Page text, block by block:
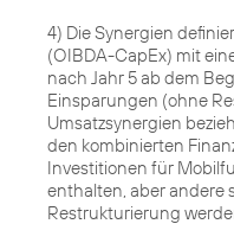
4) Die Synergien
(OIBDA-CapEx) mit
nach Jahr 5 ab dem
Einsparungen (ohne
Umsatzsynergien
den kombinierten
Investitionen für
enthalten, aber andere
Restrukturierung